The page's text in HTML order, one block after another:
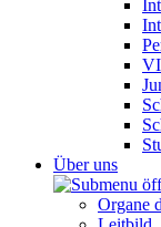
Über uns
Organe